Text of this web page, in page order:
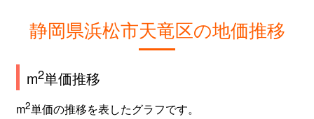
静岡県浜松市天竜区の地価推移
m2単価推移
m2単価の推移を表したグラフです。